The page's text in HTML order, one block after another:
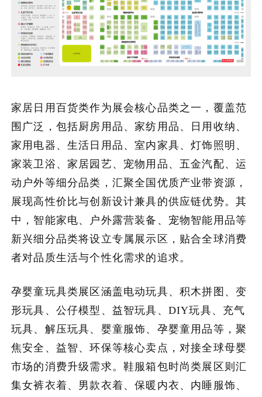
家居日用百货类作为展会核心品类之一，覆盖范
围广泛，包括厨房用品、家纺用品、日用收纳、
家用电器、生活日用品、室内家具、灯饰照明、
家装卫浴、家居园艺、宠物用品、五金汽配、运
动户外等细分品类，汇聚全国优质产业带资源，
展现高性价比与创新设计兼具的供应链优势。其
中，智能家电、户外露营装备、宠物智能用品等
新兴细分品类将设立专属展示区，贴合全球消费
者对品质生活与个性化需求的追求。
孕婴童玩具类展区涵盖电动玩具、积木拼图、变
形玩具、公仔模型、益智玩具、DIY玩具、充气
玩具、解压玩具、婴童服饰、孕婴童用品等，聚
焦安全、益智、环保等核心卖点，对接全球母婴
市场的消费升级需求。鞋服箱包时尚类展区则汇
集女裤衣着、男款衣着、保暖内衣、内睡服饰、